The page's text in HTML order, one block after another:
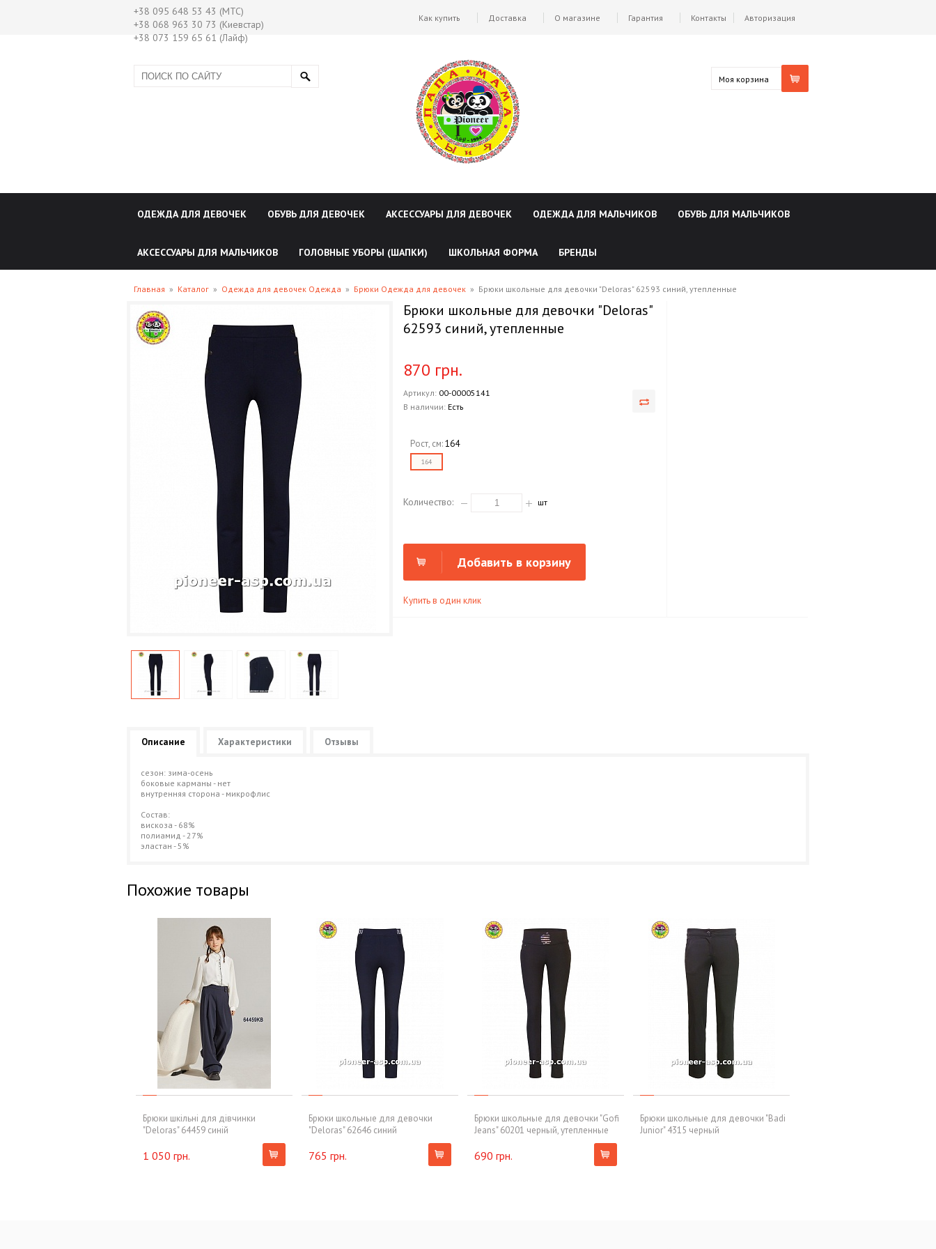
+38 095 648 53 43 (МТС)
+38 068 963 30 73 (Киевстар)
+38 073 159 65 61 (Лайф)
Авторизация
Как купить Доставка О магазине Гарантия Контакты
Моя корзина
ОДЕЖДА ДЛЯ ДЕВОЧЕК ОБУВЬ ДЛЯ ДЕВОЧЕК АКСЕССУАРЫ ДЛЯ ДЕВОЧЕК ОДЕЖДА ДЛЯ МАЛЬЧИКОВ ОБУВЬ ДЛЯ МАЛЬЧИКОВ
АКСЕССУАРЫ ДЛЯ МАЛЬЧИКОВ ГОЛОВНЫЕ УБОРЫ (ШАПКИ) ШКОЛЬНАЯ ФОРМА БРЕНДЫ
Главная » Каталог » Одежда для девочек Одежда » Брюки Одежда для девочек » Брюки школьные для девочки "Deloras" 62593 синий, утепленные
Брюки школьные для девочки "Deloras"
62593 синий, утепленные
870 грн.
Артикул: 00-00005141
В наличии: Есть
Рост, см:164
164
Количество: шт
Добавить в корзину
Купить в один клик
Описание Характеристики Отзывы
сезон: зима-осень
боковые карманы - нет
внутренняя сторона - микрофлис
Состав:
вискоза - 68%
полиамид - 27%
эластан - 5%
Похожие товары
Брюки шкільні для дівчинки
"Deloras" 64459 синій
1 050 грн.
Брюки школьные для девочки
"Deloras" 62646 синий
765 грн.
Брюки школьные для девочки "Gofi
Jeans" 60201 черный, утепленные
690 грн.
Брюки школьные для девочки "Badi
Junior" 4315 черный